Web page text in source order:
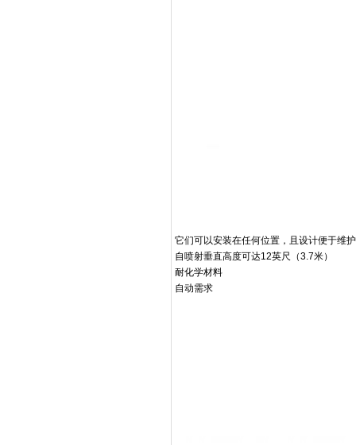
它们可以安装在任何位置，且设计便于维
自喷射垂直高度可达12英尺（3.7米）
耐化学材料
自动需求